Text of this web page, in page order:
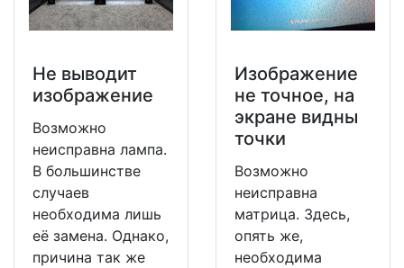
Не выводит
изображение
Возможно
неисправна лампа.
В большинстве
случаев
необходима лишь
её замена. Однако,
причина так же
Изображение
не точное, на
экране видны
точки
Возможно
неисправна
матрица. Здесь,
опять же,
необходима